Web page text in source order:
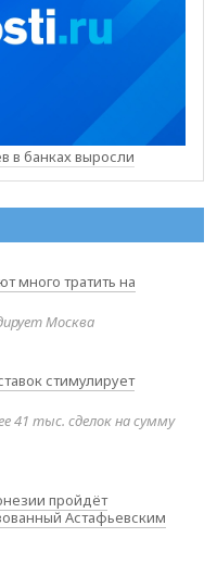
в банках выросли
много тратить на
Москва
стимулирует
41 тыс. сделок на сумму
пройдёт
Астафьевским